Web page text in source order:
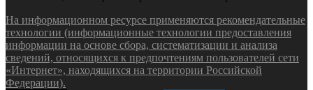
На информационном ресурсе применяются рекомендательные
технологии (информационные технологии предоставления
информации на основе сбора, систематизации и анализа
сведений, относящихся к предпочтениям пользователей сети
«Интернет», находящихся на территории Российской
Федерации).